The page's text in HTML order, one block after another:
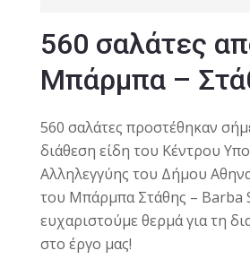
560 σαλάτες
Μπάρμπα –
560 σαλάτες προστέθηκαν
διάθεση είδη του Κέντρου
Αλληλεγγύης του Δήμου
του Μπάρμπα Στάθης – Barba
ευχαριστούμε θερμά για τη
στο έργο μας!